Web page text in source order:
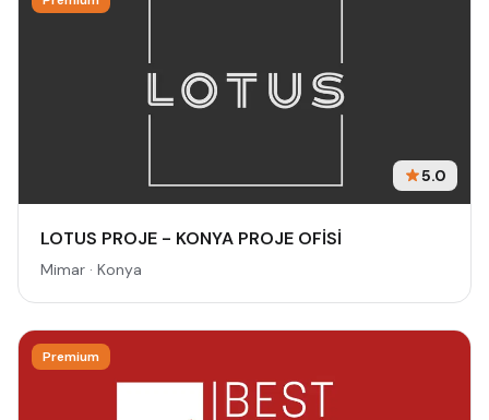
5.0
LOTUS PROJE - KONYA PROJE OFİSİ
Mimar · Konya
Premium